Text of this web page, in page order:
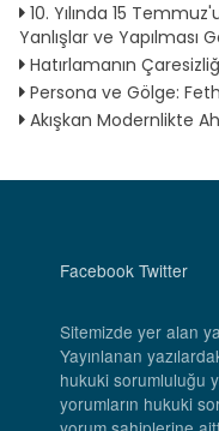
10. Yılında 15
Yanlışlar ve Yapılması
Hatırlamanın
Persona ve Gölge:
Akışkan Modernlikte
Facebook Twitter
Sitemizde yer alan
Yayınlanan
hukuki sorumluluğu
yorumların hukuki